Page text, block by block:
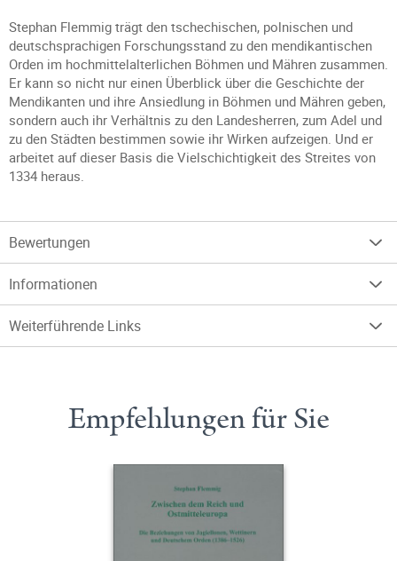
Stephan Flemmig trägt den tschechischen, polnischen und
deutschsprachigen Forschungsstand zu den mendikantischen
Orden im hochmittelalterlichen Böhmen und Mähren zusammen.
Er kann so nicht nur einen Überblick über die Geschichte der
Mendikanten und ihre Ansiedlung in Böhmen und Mähren geben,
sondern auch ihr Verhältnis zu den Landesherren, zum Adel und
zu den Städten bestimmen sowie ihr Wirken aufzeigen. Und er
arbeitet auf dieser Basis die Vielschichtigkeit des Streites von
1334 heraus.
Bewertungen
Informationen
Weiterführende Links
Empfehlungen für Sie